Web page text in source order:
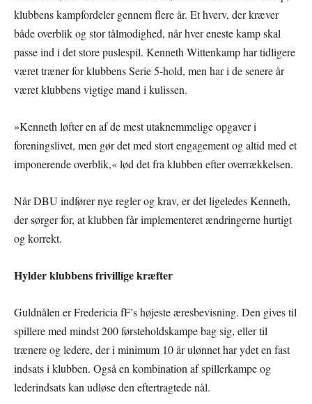
klubbens kampfordeler gennem flere år. Et hverv, der kræver
både overblik og stor tålmodighed, når hver eneste kamp skal
passe ind i det store puslespil. Kenneth Wittenkamp har tidligere
været træner for klubbens Serie 5-hold, men har i de senere år
været klubbens vigtige mand i kulissen.
»Kenneth løfter en af de mest utaknemmelige opgaver i
foreningslivet, men gør det med stort engagement og altid med et
imponerende overblik,« lød det fra klubben efter overrækkelsen.
Når DBU indfører nye regler og krav, er det ligeledes Kenneth,
der sørger for, at klubben får implementeret ændringerne hurtigt
og korrekt.
Hylder klubbens frivillige kræfter
Guldnålen er Fredericia fF’s højeste æresbevisning. Den gives til
spillere med mindst 200 førsteholdskampe bag sig, eller til
trænere og ledere, der i minimum 10 år ulønnet har ydet en fast
indsats i klubben. Også en kombination af spillerkampe og
lederindsats kan udløse den eftertragtede nål.